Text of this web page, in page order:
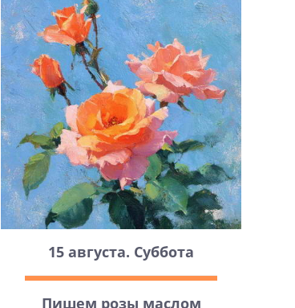
15 августа. Суббота
Пишем розы маслом